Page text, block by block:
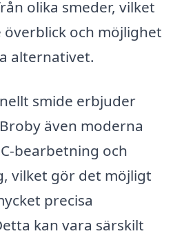
olika smeder, vilket
och möjlighet
alternativet.
smide erbjuder
även moderna
bearbetning och
vilket gör det möjligt
precisa
kan vara särskilt